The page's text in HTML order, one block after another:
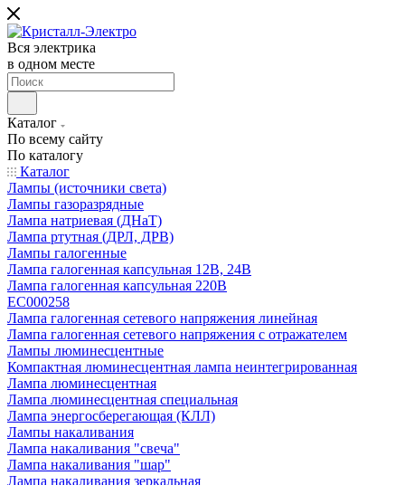
Вся электрика
в одном месте
Каталог
По всему сайту
По каталогу
Каталог
Лампы (источники света)
Лампы газоразрядные
Лампа натриевая (ДНаТ)
Лампа ртутная (ДРЛ, ДРВ)
Лампы галогенные
Лампа галогенная капсульная 12В, 24В
Лампа галогенная капсульная 220В
EC000258
Лампа галогенная сетевого напряжения линейная
Лампа галогенная сетевого напряжения с отражателем
Лампы люминесцентные
Компактная люминесцентная лампа неинтегрированная
Лампа люминесцентная
Лампа люминесцентная специальная
Лампа энергосберегающая (КЛЛ)
Лампы накаливания
Лампа накаливания "свеча"
Лампа накаливания "шар"
Лампа накаливания зеркальная